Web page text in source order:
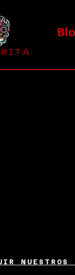
R I T A
NUESTROS